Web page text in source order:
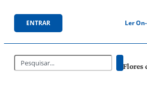
ENTRAR Ler
Flores